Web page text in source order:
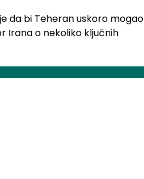
da bi Teheran uskoro mogao
Irana o nekoliko ključnih